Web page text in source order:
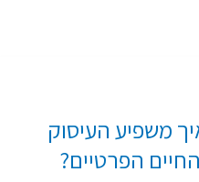
משפיע העיסוק
הפרטיים?